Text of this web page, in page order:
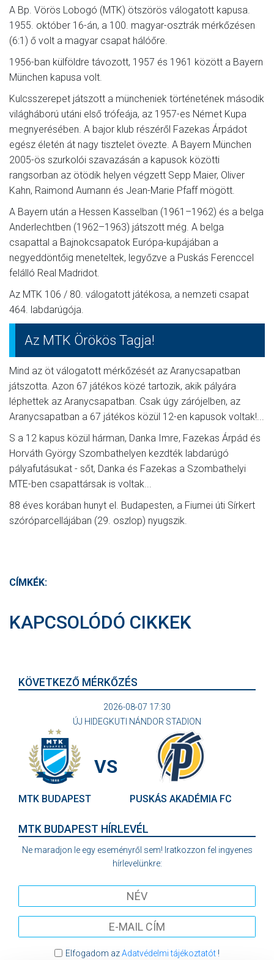
A Bp. Vörös Lobogó (MTK) ötszörös válogatott kapusa.
1955. október 16-án, a 100. magyar-osztrák mérkőzésen
(6:1) ő volt a magyar csapat hálóőre.
1956-ban külföldre távozott, 1957 és 1961 között a Bayern
München kapusa volt.
Kulcsszerepet játszott a müncheniek történetének második
világháború utáni első trófeája, az 1957-es Német Kupa
megnyerésében. A bajor klub részéről Fazekas Árpádot
egész életén át nagy tisztelet övezte. A Bayern München
2005-ös szurkolói szavazásán a kapusok közötti
rangsorban az ötödik helyen végzett Sepp Maier, Oliver
Kahn, Raimond Aumann és Jean-Marie Pfaff mögött.
A Bayern után a Hessen Kasselban (1961–1962) és a belga
Anderlechtben (1962–1963) játszott még. A belga
csapattal a Bajnokcsapatok Európa-kupájában a
negyeddöntőig meneteltek, legyőzve a Puskás Ferenccel
felálló Real Madridot.
Az MTK 106 / 80. válogatott játékosa, a nemzeti csapat
464. labdarúgója.
Az MTK Örökös Tagja!
Mind az öt válogatott mérkőzését az Aranycsapatban
játszotta. Azon 67 játékos közé tartozik, akik pályára
léphettek az Aranycsapatban. Csak úgy zárójelben, az
Aranycsapatban a 67 játékos közül 12-en kapusok voltak!...
S a 12 kapus közül hárman, Danka Imre, Fazekas Árpád és
Horváth György Szombathelyen kezdték labdarúgó
pályafutásukat - sőt, Danka és Fazekas a Szombathelyi
MTE-ben csapattársak is voltak...
88 éves korában hunyt el. Budapesten, a Fiumei úti Sírkert
szóróparcellájában (29. oszlop) nyugszik.
CÍMKÉK:
KAPCSOLÓDÓ CIKKEK
KÖVETKEZŐ MÉRKŐZÉS
2026-08-07 17:30
ÚJ HIDEGKUTI NÁNDOR STADION
MTK BUDAPEST
VS
PUSKÁS AKADÉMIA FC
MTK BUDAPEST HÍRLEVÉL
Ne maradjon le egy eseményről sem! Iratkozzon fel ingyenes
hírlevelünkre:
Elfogadom azAdatvédelmi tájékoztatót!